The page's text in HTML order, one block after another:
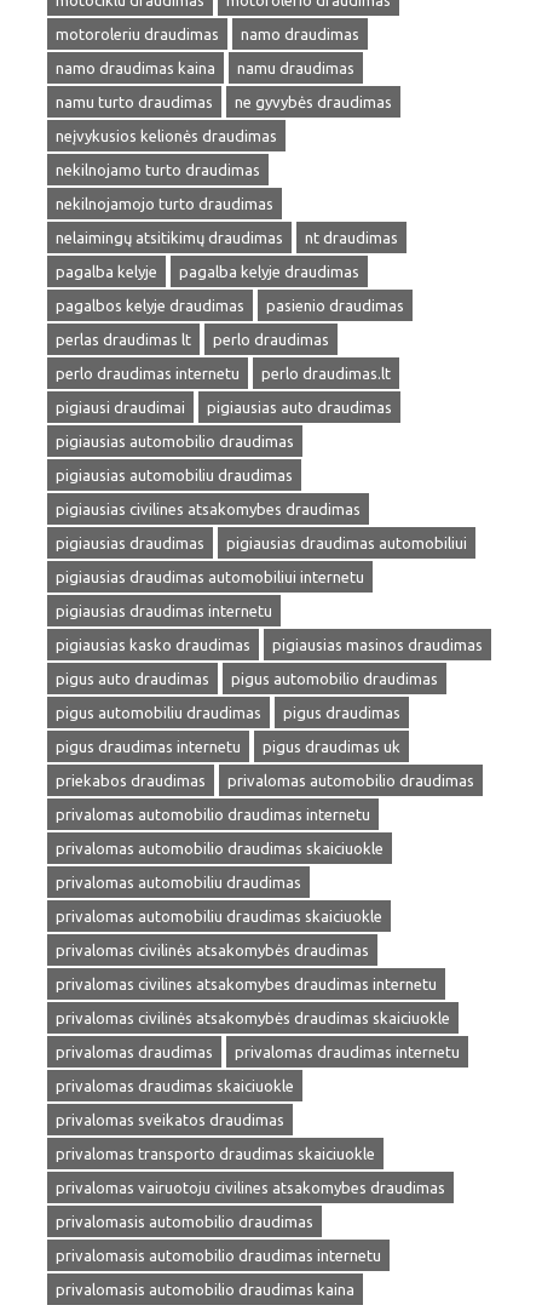
motoroleriu draudimas
namo draudimas
namo draudimas kaina
namu draudimas
namu turto draudimas
ne gyvybės draudimas
neįvykusios kelionės draudimas
nekilnojamo turto draudimas
nekilnojamojo turto draudimas
nelaimingų atsitikimų draudimas
nt draudimas
pagalba kelyje
pagalba kelyje draudimas
pagalbos kelyje draudimas
pasienio draudimas
perlas draudimas lt
perlo draudimas
perlo draudimas internetu
perlo draudimas.lt
pigiausi draudimai
pigiausias auto draudimas
pigiausias automobilio draudimas
pigiausias automobiliu draudimas
pigiausias civilines atsakomybes draudimas
pigiausias draudimas
pigiausias draudimas automobiliui
pigiausias draudimas automobiliui internetu
pigiausias draudimas internetu
pigiausias kasko draudimas
pigiausias masinos draudimas
pigus auto draudimas
pigus automobilio draudimas
pigus automobiliu draudimas
pigus draudimas
pigus draudimas internetu
pigus draudimas uk
priekabos draudimas
privalomas automobilio draudimas
privalomas automobilio draudimas internetu
privalomas automobilio draudimas skaiciuokle
privalomas automobiliu draudimas
privalomas automobiliu draudimas skaiciuokle
privalomas civilinės atsakomybės draudimas
privalomas civilines atsakomybes draudimas internetu
privalomas civilinės atsakomybės draudimas skaiciuokle
privalomas draudimas
privalomas draudimas internetu
privalomas draudimas skaiciuokle
privalomas sveikatos draudimas
privalomas transporto draudimas skaiciuokle
privalomas vairuotoju civilines atsakomybes draudimas
privalomasis automobilio draudimas
privalomasis automobilio draudimas internetu
privalomasis automobilio draudimas kaina